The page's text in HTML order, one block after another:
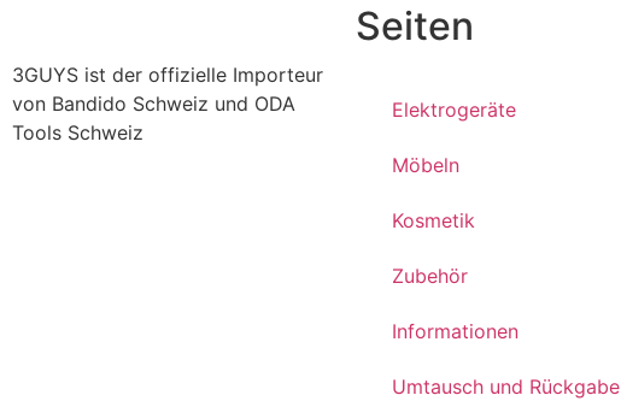
3GUYS ist der offizielle Importeur
von Bandido Schweiz und ODA
Tools Schweiz
Seiten
Elektrogeräte
Möbeln
Kosmetik
Zubehör
Informationen
Umtausch und Rückgabe